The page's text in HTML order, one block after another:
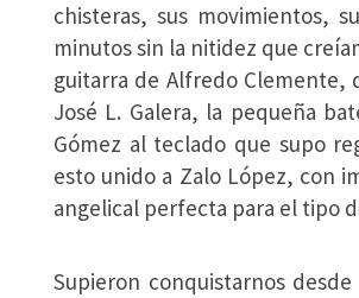
chisteras, sus movimientos,
minutos sin la nitidez que
guitarra de Alfredo Clemente,
José L. Galera, la pequeña
Gómez al teclado que supo
esto unido a Zalo López, con
angelical perfecta para el tipo
Supieron conquistarnos